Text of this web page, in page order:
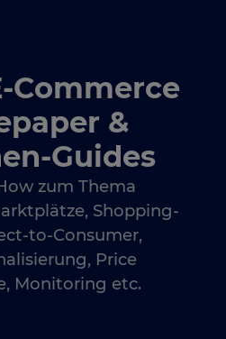
Commerce
&
Guides
zum Thema
Shopping-
to-Consumer,
Price
Monitoring etc.